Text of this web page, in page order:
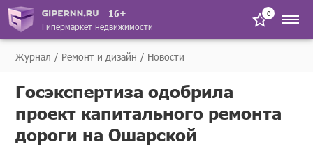
16+
Гипермаркет недвижимости
0
Журнал Ремонт и дизайн Новости
Госэкспертиза одобрила
проект капитального ремонта
дороги на Ошарской